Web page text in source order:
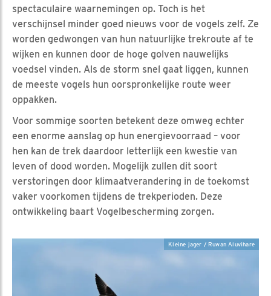
spectaculaire waarnemingen op. Toch is het
verschijnsel minder goed nieuws voor de vogels zelf. Ze
worden gedwongen van hun natuurlijke trekroute af te
wijken en kunnen door de hoge golven nauwelijks
voedsel vinden. Als de storm snel gaat liggen, kunnen
de meeste vogels hun oorspronkelijke route weer
oppakken.
Voor sommige soorten betekent deze omweg echter
een enorme aanslag op hun energievoorraad – voor
hen kan de trek daardoor letterlijk een kwestie van
leven of dood worden. Mogelijk zullen dit soort
verstoringen door klimaatverandering in de toekomst
vaker voorkomen tijdens de trekperioden. Deze
ontwikkeling baart Vogelbescherming zorgen.
Kleine jager / Ruwan Aluvihare